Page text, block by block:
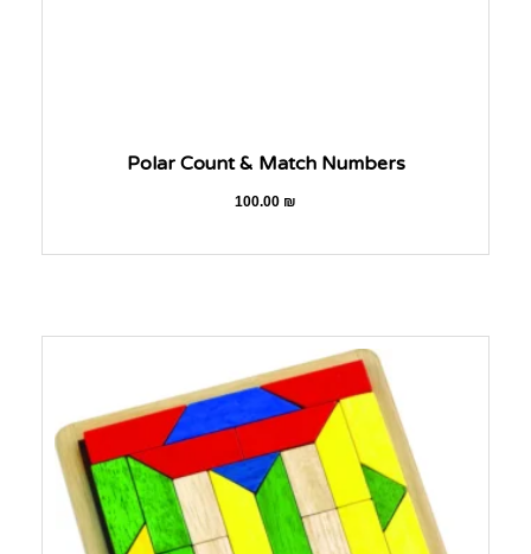
Polar Count & Match Numbers
100.00₪